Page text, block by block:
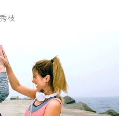
枝